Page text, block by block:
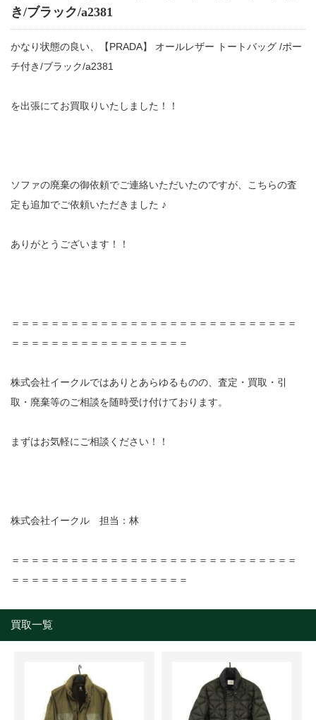
き/ブラック/a2381
かなり状態の良い、【PRADA】 オールレザー トートバッグ /ポー
チ付き/ブラック/a2381
を出張にてお買取りいたしました！！
ソファの廃棄の御依頼でご連絡いただいたのですが、こちらの査
定も追加でご依頼いただきました ♪
ありがとうございます！！
＝＝＝＝＝＝＝＝＝＝＝＝＝＝＝＝＝＝＝＝＝＝＝＝＝＝＝＝＝
＝＝＝＝＝＝＝＝＝＝＝＝＝＝＝＝＝＝
株式会社イークルではありとあらゆるものの、査定・買取・引
取・廃棄等のご相談を随時受け付けております。
まずはお気軽にご相談ください！！
株式会社イークル 担当：林
＝＝＝＝＝＝＝＝＝＝＝＝＝＝＝＝＝＝＝＝＝＝＝＝＝＝＝＝＝
＝＝＝＝＝＝＝＝＝＝＝＝＝＝＝＝＝＝
買取一覧